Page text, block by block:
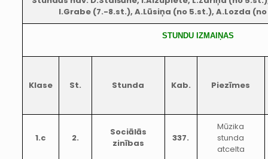
I.Grabe (7.-8.st.), A.Lūsiņa (no 5.st.), A.Lozda
STUNDU IZMAIŅAS
Klase St. Stunda Kab. Piezīmes
1.c 2.
Sociālās
zinības
337.
Mūzika
stunda
atcelta